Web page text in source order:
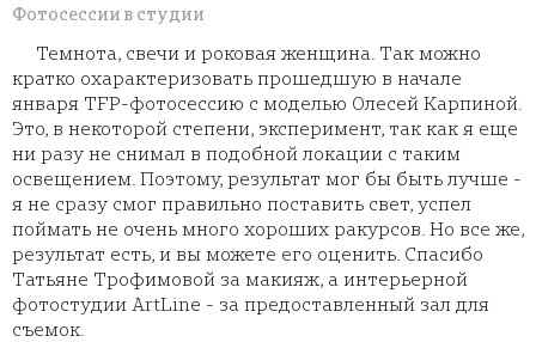
Фотосессии в студии
Темнота, свечи и роковая женщина. Так можно
кратко охарактеризовать прошедшую в начале
января TFP-фотосессию с моделью Олесей Карпиной.
Это, в некоторой степени, эксперимент, так как я еще
ни разу не снимал в подобной локации с таким
освещением. Поэтому, результат мог бы быть лучше -
я не сразу смог правильно поставить свет, успел
поймать не очень много хороших ракурсов. Но все же,
результат есть, и вы можете его оценить. Спасибо
Татьяне Трофимовой за макияж, а интерьерной
фотостудии ArtLine - за предоставленный зал для
съемок.